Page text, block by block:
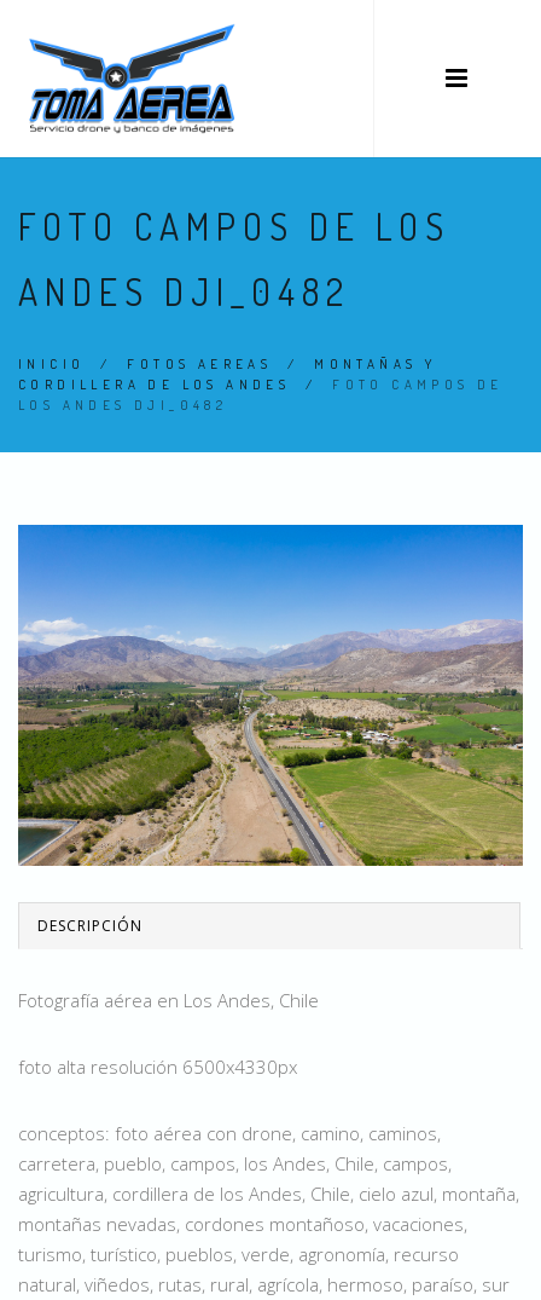
FOTO CAMPOS DE LOS
ANDES DJI_0482
INICIO / FOTOS AEREAS / MONTAÑAS Y
CORDILLERA DE LOS ANDES
/ FOTO CAMPOS DE
LOS ANDES DJI_0482
DESCRIPCIÓN
Fotografía aérea en Los Andes, Chile
foto alta resolución 6500x4330px
conceptos: foto aérea con drone, camino, caminos,
carretera, pueblo, campos, los Andes, Chile, campos,
agricultura, cordillera de los Andes, Chile, cielo azul, montaña,
montañas nevadas, cordones montañoso, vacaciones,
turismo, turístico, pueblos, verde, agronomía, recurso
natural, viñedos, rutas, rural, agrícola, hermoso, paraíso, sur